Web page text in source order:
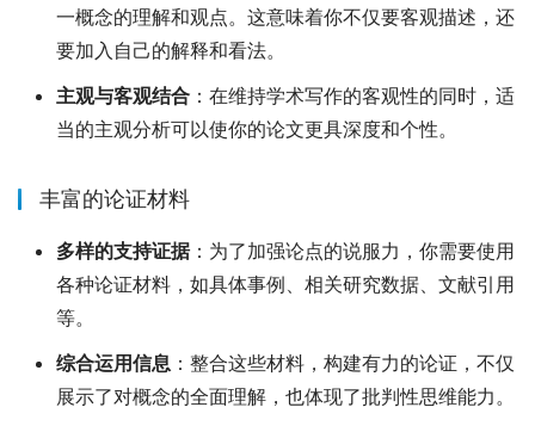
一概念的理解和观点。这意味着你不仅要客观描述，还
要加入自己的解释和看法。
主观与客观结合 ：在维持学术写作的客观性的同时，适
当的主观分析可以使你的论文更具深度和个性。
丰富的论证材料
多样的支持证据：为了加强论点的说服力，你需要使用
各种论证材料，如具体事例、相关研究数据、文献引用
等。
综合运用信息 ：整合这些材料，构建有力的论证，不仅
展示了对概念的全面理解，也体现了批判性思维能力。